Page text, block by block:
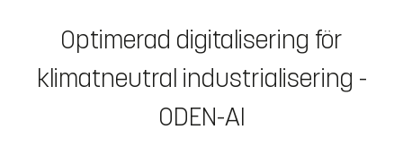
Optimerad digitalisering för
klimatneutral industrialisering -
ODEN-AI